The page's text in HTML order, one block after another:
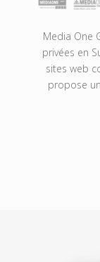
Media One
privées en
sites web
propose